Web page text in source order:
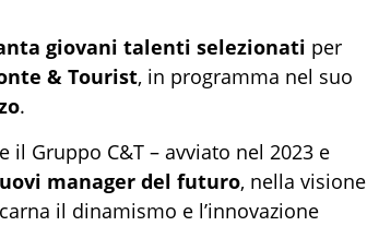
giovani talenti selezionati per
& Tourist, in programma nel suo
.
il Gruppo C&T – avviato nel 2023 e
manager del futuro, nella visione
il dinamismo e l’innovazione